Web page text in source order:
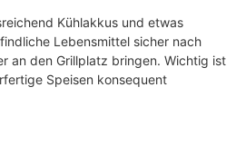
Kühlakkus und etwas
Lebensmittel sicher nach
an den Grillplatz bringen. Wichtig ist
Speisen konsequent